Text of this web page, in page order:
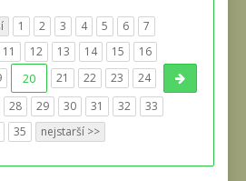
1 2 3 4 5 6
7
11 12 13 14 15
16
20 21 22 23
24
28 29 30 31 32
33
35 nejstarší >>